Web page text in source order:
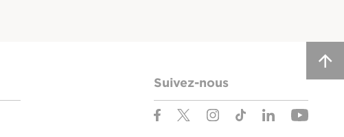
Suivez-nous